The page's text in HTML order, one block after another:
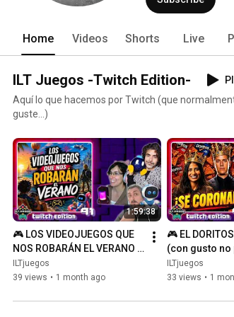
Home Videos Shorts Live
ILT Juegos -Twitch Edition-
Aquí lo que hacemos por Twitch (que
guste...)
1:59:38
🎮 LOS VIDEOJUEGOS QUE
NOS ROBARÁN EL VERANO
☀️ [ILT Juegos -Twitch
Edition- #91]
ILTjuegos
39 views • 1 month ago
🎮 EL
(con gusto no
CORONAN 👑
Twitch
ILTjuegos
33 views • 1